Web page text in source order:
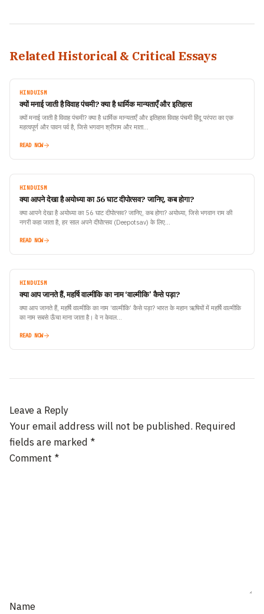
Related Historical & Critical Essays
HINDUISM
क्यों मनाई जाती है विवाह पंचमी? क्या है धार्मिक मान्यताएँ और इतिहास
क्यों मनाई जाती है विवाह पंचमी? क्या है धार्मिक मान्यताएँ और इतिहास विवाह पंचमी हिंदू परंपरा का एक
महत्वपूर्ण और पावन पर्व है, जिसे भगवान श्रीराम और माता…
READ NOW
HINDUISM
क्या आपने देखा है अयोध्या का 56 घाट दीपोत्सव? जानिए, कब होगा?
क्या आपने देखा है अयोध्या का 56 घाट दीपोत्सव? जानिए, कब होगा? अयोध्या, जिसे भगवान राम की
नगरी कहा जाता है, हर साल अपने दीपोत्सव (Deepotsav) के लिए…
READ NOW
HINDUISM
क्या आप जानते हैं, महर्षि वाल्मीकि का नाम ‘वाल्मीकि’ कैसे पड़ा?
क्या आप जानते हैं, महर्षि वाल्मीकि का नाम ‘वाल्मीकि’ कैसे पड़ा? भारत के महान ऋषियों में महर्षि वाल्मीकि
का नाम सबसे ऊँचा माना जाता है। वे न केवल…
READ NOW
Leave a Reply
Your email address will not be published. Required
fields are marked *
Comment *
Name